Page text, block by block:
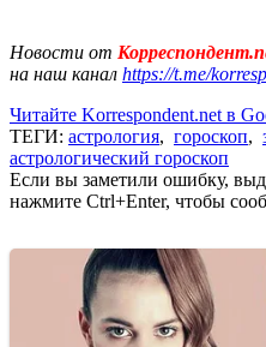
Новости от
на наш канал https://t.me/
Читайте Korrespondent.net в
ТЕГИ: астрология, гороскоп,
астрологический гороскоп
Если вы заметили ошибку,
нажмите Ctrl+Enter, чтобы